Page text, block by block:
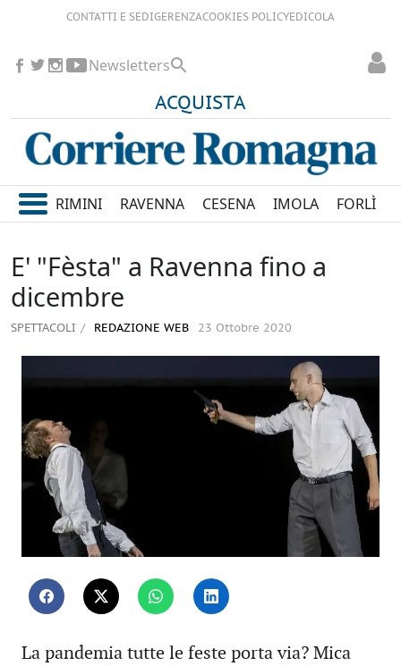
CONTATTI E SEDIGERENZACOOKIES POLICYEDICOLA
ACQUISTA
Newsletters
RIMINI RAVENNA CESENA IMOLA FORLÌ
E' "Fèsta" a Ravenna fino a
dicembre
SPETTACOLI REDAZIONE WEB 23 Ottobre 2020
La pandemia tutte le feste porta via? Mica